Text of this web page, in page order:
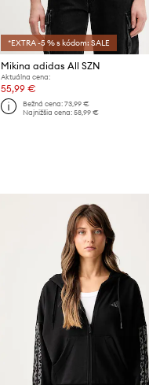
*EXTRA -5 % s kódom: SALE
Mikina adidas All SZN
Aktuálna cena:
55,99 €
Bežná cena: 73,99 €
Najnižšia cena: 58,99 €